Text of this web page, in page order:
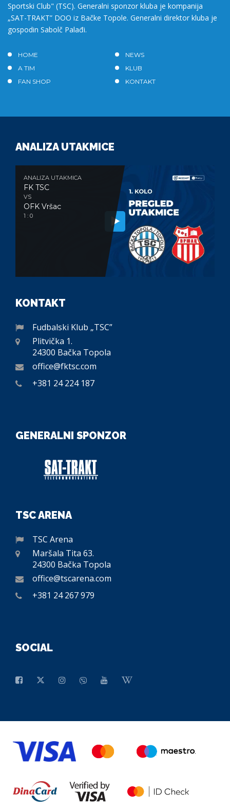
Sportski Club" (TSC). Generalni sponzor kluba je kompanija
„SAT-TRAKT” DOO iz Bačke Topole. Generalni direktor kluba je
gospodin Sabolč Palađi.
HOME
NEWS
A TIM
KLUB
FAN SHOP
KONTAKT
ANALIZA UTAKMICE
ANALIZA UTAKMICA
FK TSC
VS
OFK Vršac
1 : 0
KONTAKT
Fudbalski Klub „TSC”
Plitvička 1.
24300 Bačka Topola
office@fktsc.com
+381 24 224 187
GENERALNI SPONZOR
TSC ARENA
TSC Arena
Maršala Tita 63.
24300 Bačka Topola
office@tscarena.com
+381 24 267 979
SOCIAL